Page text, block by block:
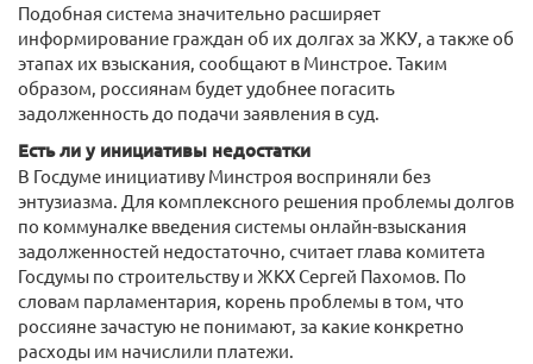
Подобная система значительно расширяет
информирование граждан об их долгах за ЖКУ, а также об
этапах их взыскания, сообщают в Минстрое. Таким
образом, россиянам будет удобнее погасить
задолженность до подачи заявления в суд.
Есть ли у инициативы недостатки
В Госдуме инициативу Минстроя восприняли без
энтузиазма. Для комплексного решения проблемы долгов
по коммуналке введения системы онлайн-взыскания
задолженностей недостаточно, считает глава комитета
Госдумы по строительству и ЖКХ Сергей Пахомов. По
словам парламентария, корень проблемы в том, что
россияне зачастую не понимают, за какие конкретно
расходы им начислили платежи.